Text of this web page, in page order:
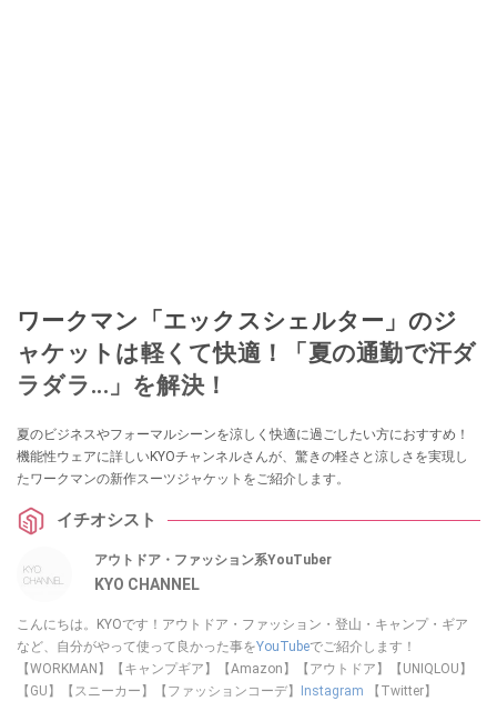
ワークマン「エックスシェルター」のジ
ャケットは軽くて快適！「夏の通勤で汗ダ
ラダラ...」を解決！
夏のビジネスやフォーマルシーンを涼しく快適に過ごしたい方におすすめ！
機能性ウェアに詳しいKYOチャンネルさんが、驚きの軽さと涼しさを実現し
たワークマンの新作スーツジャケットをご紹介します。
イチオシスト
アウトドア・ファッション系YouTuber
KYO CHANNEL
こんにちは。KYOです！アウトドア・ファッション・登山・キャンプ・ギア
など、自分がやって使って良かった事をYouTubeでご紹介します！
【WORKMAN】【キャンプギア】【Amazon】【アウトドア】【UNIQLOU】
【GU】【スニーカー】【ファッションコーデ】
Instagram 【Twitter】